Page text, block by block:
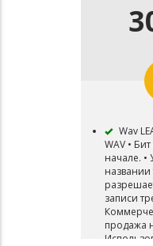
Wav
WAV •
начале.
записи
продажа